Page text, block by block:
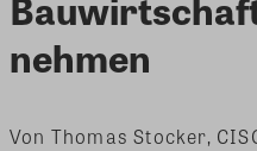
nehmen
Von Thomas Stocker,